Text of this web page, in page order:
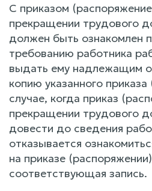
С приказом
прекращении трудового
должен быть ознакомлен
требованию работника
выдать ему надлежащим
копию указанного
случае, когда приказ
прекращении трудового
довести до сведения
отказывается
на приказе
соответствующая запись.